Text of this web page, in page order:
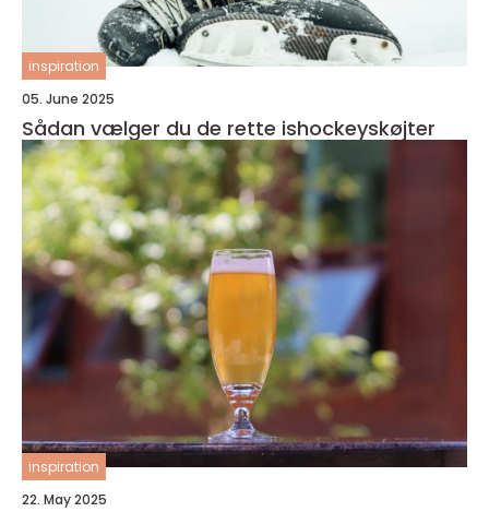
inspiration
05. June 2025
Sådan vælger du de rette ishockeyskøjter
inspiration
22. May 2025